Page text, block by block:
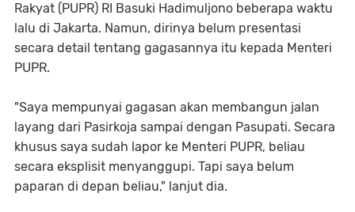
Rakyat (PUPR) RI Basuki Hadimuljono beberapa waktu
lalu di Jakarta. Namun, dirinya belum presentasi
secara detail tentang gagasannya itu kepada Menteri
PUPR.
"Saya mempunyai gagasan akan membangun jalan
layang dari Pasirkoja sampai dengan Pasupati. Secara
khusus saya sudah lapor ke Menteri PUPR, beliau
secara eksplisit menyanggupi. Tapi saya belum
paparan di depan beliau," lanjut dia.